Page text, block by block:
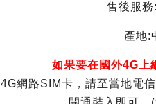
售後服務
產地:
如果要在國外4G上
網路SIM卡，請至當地電